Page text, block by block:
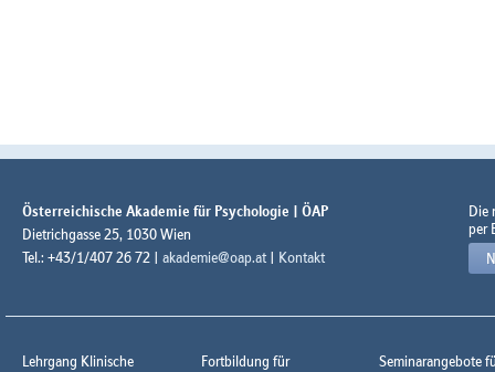
Österreichische Akademie für Psychologie | ÖAP
Dietrichgasse 25, 1030 Wien
Tel.: +43/1/407 26 72 | akademie@oap.at | Kontakt
Die
per
Lehrgang Klinische
Fortbildung für
Seminarangebote